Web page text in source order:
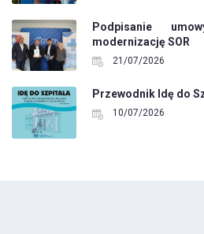
Podpisanie
modernizację SOR
21/07/2026
Przewodnik Idę do
10/07/2026